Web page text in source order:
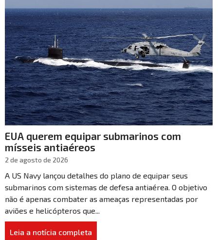
EUA querem equipar submarinos com
mísseis antiaéreos
2 de agosto de 2026
A US Navy lançou detalhes do plano de equipar seus
submarinos com sistemas de defesa antiaérea. O objetivo
não é apenas combater as ameaças representadas por
aviões e helicópteros que...
Leia a notícia completa